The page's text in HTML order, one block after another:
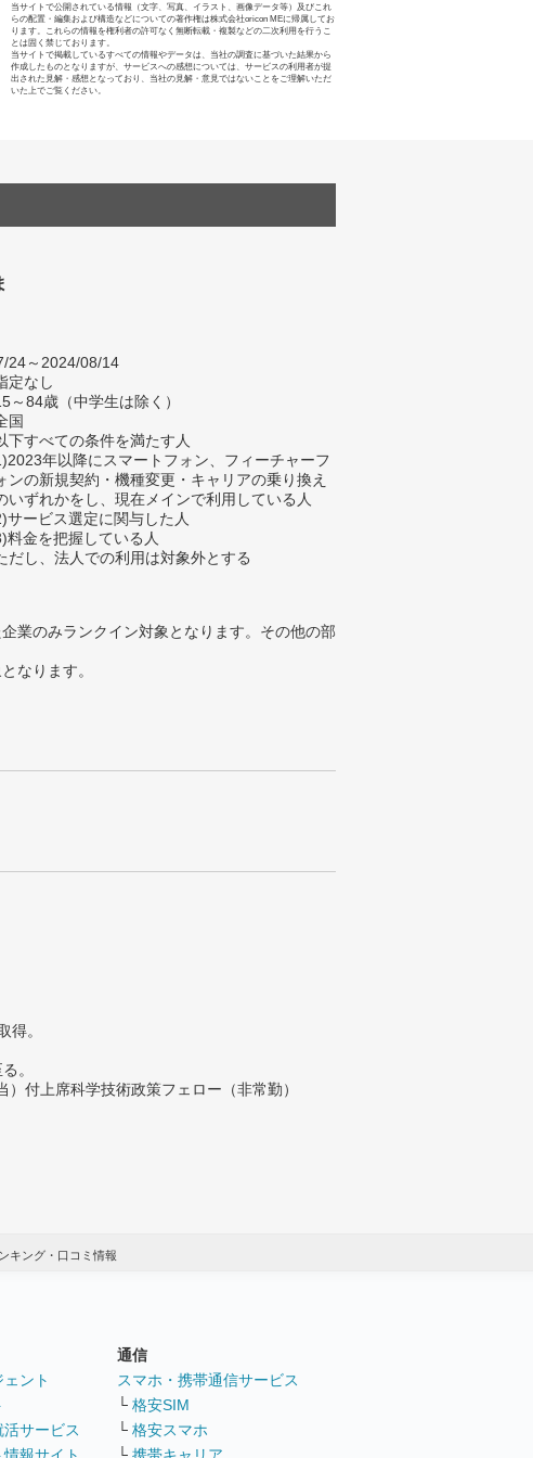
当サイトで公開されている情報（文字、写真、イラスト、画像データ等）及びこれ
らの配置・編集および構造などについての著作権は株式会社oricon MEに帰属してお
ります。これらの情報を権利者の許可なく無断転載・複製などの二次利用を行うこ
とは固く禁じております。
当サイトで掲載しているすべての情報やデータは、当社の調査に基づいた結果から
作成したものとなりますが、サービスへの感想については、サービスの利用者が提
出された見解・感想となっており、当社の見解・意見ではないことをご理解いただ
いた上でご覧ください。
24～2024/08/14
定なし
～84歳（中学生は除く）
国
下すべての条件を満たす人
年以降にスマートフォン、フィーチャーフ
ンの新規契約・機種変更・キャリアの乗り換え
いずれかをし、現在メインで利用している人
サービス選定に関与した人
料金を把握している人
だし、法人での利用は対象外とする
業のみランクイン対象となります。その他の部
なります。
得。
。
付上席科学技術政策フェロー（非常勤）
キング・口コミ情報
ント
サービス
通信
スマホ・携帯通信サービス
└ 格安SIM
└ 格安スマホ